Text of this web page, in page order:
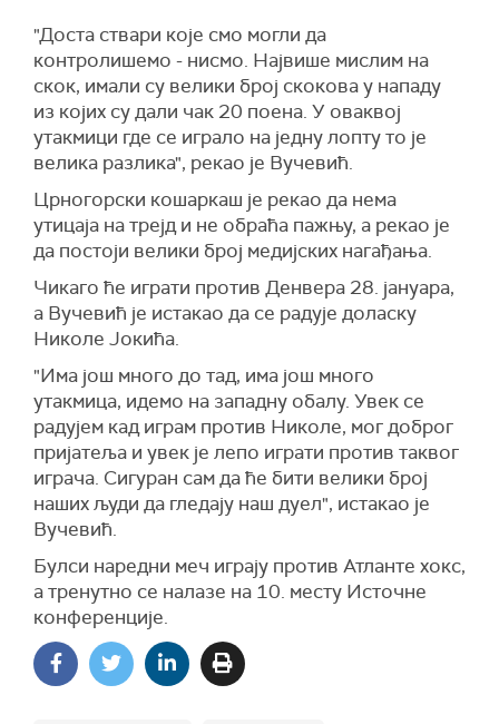
"Доста ствари које смо могли да
контролишемо - нисмо. Највише мислим на
скок, имали су велики број скокова у нападу
из којих су дали чак 20 поена. У оваквој
утакмици где се играло на једну лопту то је
велика разлика", рекао је Вучевић.
Црногорски кошаркаш је рекао да нема
утицаја на трејд и не обраћа пажњу, а рекао је
да постоји велики број медијских нагађања.
Чикаго ће играти против Денвера 28. јануара,
а Вучевић је истакао да се радује доласку
Николе Јокића.
"Има још много до тад, има још много
утакмица, идемо на западну обалу. Увек се
радујем кад играм против Николе, мог доброг
пријатеља и увек је лепо играти против таквог
играча. Сигуран сам да ће бити велики број
наших људи да гледају наш дуел", истакао је
Вучевић.
Булси наредни меч играју против Атланте хокс,
а тренутно се налазе на 10. месту Источне
конференције.